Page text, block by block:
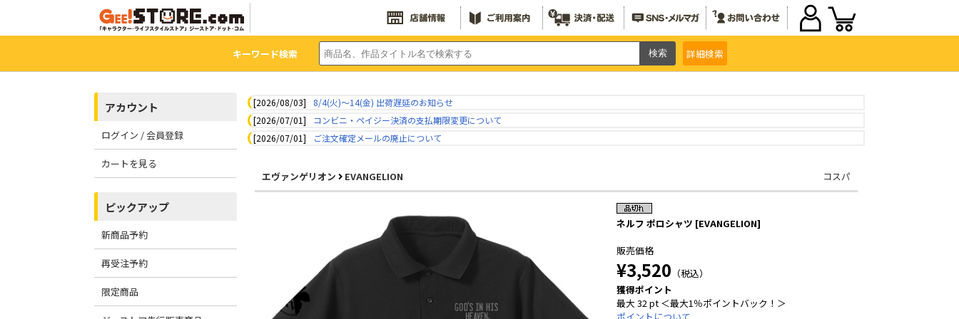
キーワード検索 詳細検索
アカウント
ログイン / 会員登録
カートを見る
ピックアップ
新商品予約
再受注予約
限定商品
[2026/08/03]
8/4(火)～14(金) 出荷遅延のお知らせ
[2026/07/01]
コンビニ・ペイジー決済の支払期限変更について
[2026/07/01]
ご注文確定メールの廃止について
エヴァンゲリオン EVANGELION コスパ
ネルフ ポロシャツ [EVANGELION]
販売価格
¥3,520 （税込）
獲得ポイント
最大 32 pt ＜最大1％ポイントバック！＞